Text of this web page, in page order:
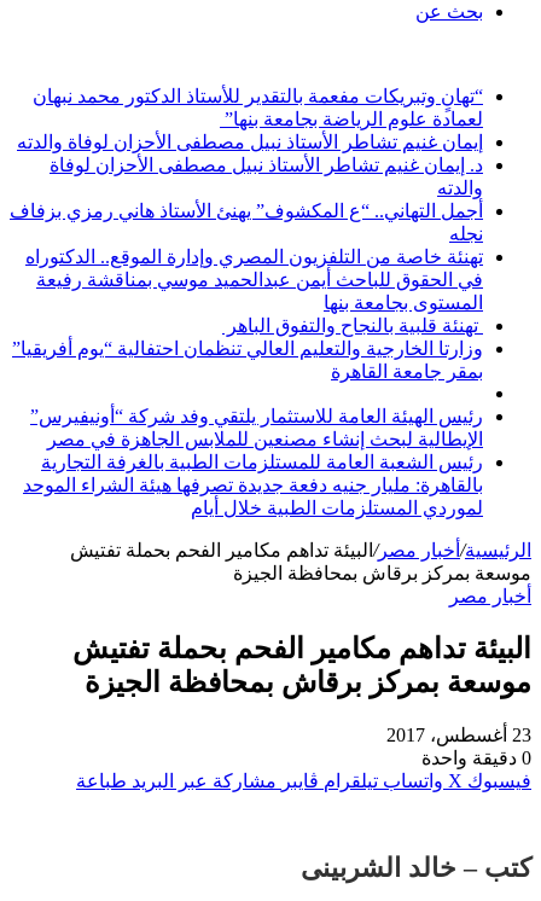
بحث عن
“تهانٍ وتبريكات مفعمة بالتقدير للأستاذ الدكتور محمد نبهان
لعمادة علوم الرياضة بجامعة بنها”
إيمان غنيم تشاطر الأستاذ نبيل مصطفى الأحزان لوفاة والدته
د. إيمان غنيم تشاطر الأستاذ نبيل مصطفى الأحزان لوفاة
والدته
أجمل التهاني.. “ع المكشوف” يهنئ الأستاذ هاني رمزي بزفاف
نجله
تهنئة خاصة من التلفزيون المصري وإدارة الموقع.. الدكتوراه
في الحقوق للباحث أيمن عبدالحميد موسي بمناقشة رفيعة
المستوى بجامعة بنها
تهنئة قلبية بالنجاح والتفوق الباهر
وزارتا الخارجية والتعليم العالي تنظمان احتفالية “يوم أفريقيا”
بمقر جامعة القاهرة
رئيس الهيئة العامة للاستثمار يلتقي وفد شركة “أونيفيرس”
الإيطالية لبحث إنشاء مصنعين للملابس الجاهزة في مصر
رئيس الشعبة العامة للمستلزمات الطبية بالغرفة التجارية
بالقاهرة: مليار جنيه دفعة جديدة تصرفها هيئة الشراء الموحد
لموردي المستلزمات الطبية خلال أيام
الرئيسية/ أخبار مصر/ البيئة تداهم مكامير الفحم بحملة تفتيش
موسعة بمركز برقاش بمحافظة الجيزة
أخبار مصر
البيئة تداهم مكامير الفحم بحملة تفتيش
موسعة بمركز برقاش بمحافظة الجيزة
23 أغسطس، 2017
0 دقيقة واحدة
فيسبوك ‫X واتساب تيلقرام ڤايبر مشاركة عبر البريد طباعة
كتب – خالد الشربينى